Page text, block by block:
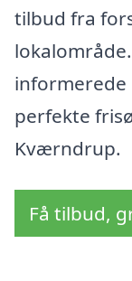
tilbud fra
informerede
perfekte
Kværndrup.
Få tilbud,